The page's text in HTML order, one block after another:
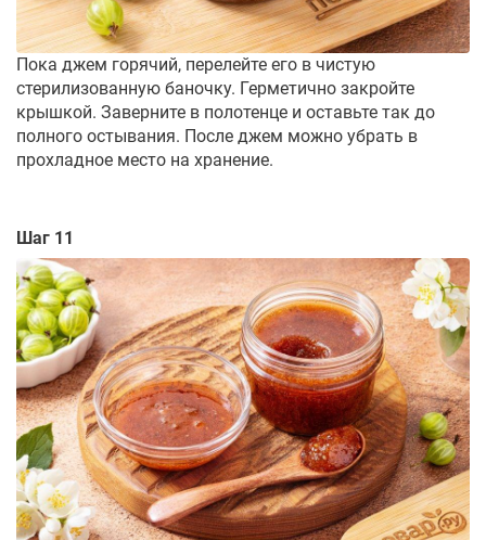
Пока джем горячий, перелейте его в чистую
стерилизованную баночку. Герметично закройте
крышкой. Заверните в полотенце и оставьте так до
полного остывания. После джем можно убрать в
прохладное место на хранение.
Шаг 11